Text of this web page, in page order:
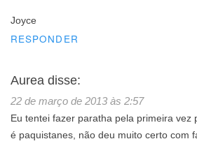
Joyce
RESPONDER
Aurea disse:
22 de março de 2013 às 2:57
Eu tentei fazer paratha pela primeira vez
é paquistanes, não deu muito certo com